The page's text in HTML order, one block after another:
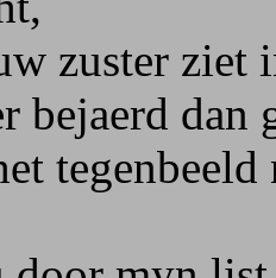
zuster ziet
dan
tegenbeeld